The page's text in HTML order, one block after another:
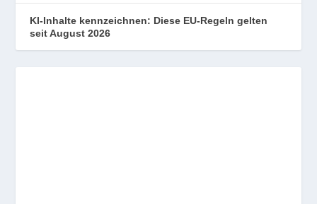
KI-Inhalte kennzeichnen: Diese EU-Regeln gelten
seit August 2026